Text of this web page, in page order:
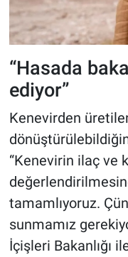
“Hasada
ediyor”
Kenevirden
“Kenevirin ilaç ve
tamamlıyoruz.
sunmamız
İçişleri Bakanlığı